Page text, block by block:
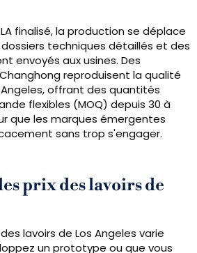
finalisé, la production se déplace
techniques détaillés et des
envoyés aux usines. Des
reproduisent la qualité
offrant des quantités
flexibles (MOQ) depuis 30 à
que les marques émergentes
sans trop s'engager.
prix des lavoirs de
lavoirs de Los Angeles varie
un prototype ou que vous